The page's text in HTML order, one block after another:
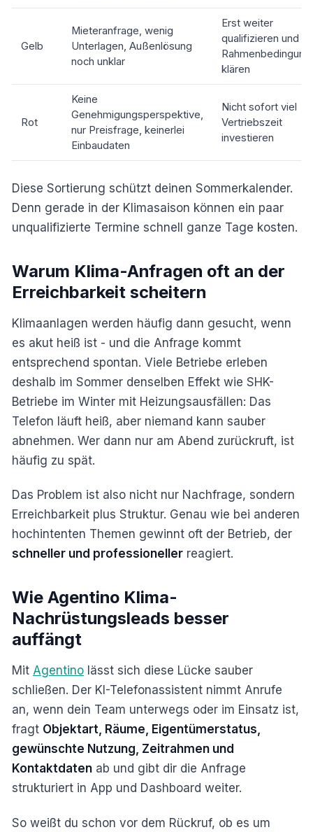
Gelb
Mieteranfrage, wenig
Unterlagen, Außenlösung
noch unklar
Erst weiter
qualifizieren und
klären
Rot
Keine
Genehmigungsperspektive,
nur Preisfrage, keinerlei
Einbaudaten
Nicht sofort viel
Vertriebszeit
investieren
Diese Sortierung schützt deinen Sommerkalender.
Denn gerade in der Klimasaison können ein paar
unqualifizierte Termine schnell ganze Tage kosten.
Warum Klima-Anfragen oft an der
Erreichbarkeit scheitern
Klimaanlagen werden häufig dann gesucht, wenn
es akut heiß ist - und die Anfrage kommt
entsprechend spontan. Viele Betriebe erleben
deshalb im Sommer denselben Effekt wie SHK-
Betriebe im Winter mit Heizungsausfällen: Das
Telefon läuft heiß, aber niemand kann sauber
abnehmen. Wer dann nur am Abend zurückruft, ist
häufig zu spät.
Das Problem ist also nicht nur Nachfrage, sondern
Erreichbarkeit plus Struktur. Genau wie bei anderen
hochintenten Themen gewinnt oft der Betrieb, der
schneller und professioneller reagiert.
Wie Agentino Klima-
Nachrüstungsleads besser
auffängt
Mit Agentino lässt sich diese Lücke sauber
schließen. Der KI-Telefonassistent nimmt Anrufe
an, wenn dein Team unterwegs oder im Einsatz ist,
fragt Objektart, Räume, Eigentümerstatus,
gewünschte Nutzung, Zeitrahmen und
Kontaktdaten ab und gibt dir die Anfrage
strukturiert in App und Dashboard weiter.
So weißt du schon vor dem Rückruf, ob es um